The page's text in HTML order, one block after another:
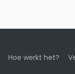
Hoe werkt het?